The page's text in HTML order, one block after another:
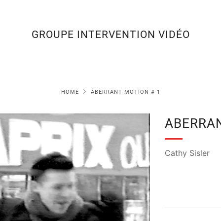
GROUPE INTERVENTION VIDÉO
HOME ABERRANT MOTION # 1
Cathy Sisler